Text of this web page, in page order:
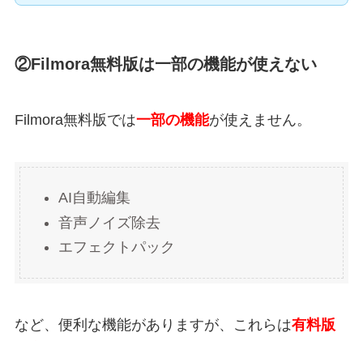
②Filmora無料版は一部の機能が使えない
Filmora無料版では一部の機能が使えません。
AI自動編集
音声ノイズ除去
エフェクトパック
など、便利な機能がありますが、これらは有料版